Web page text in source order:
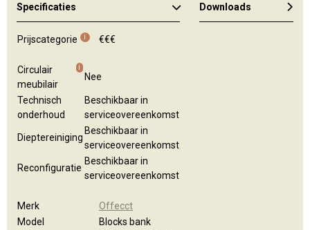
Specificaties
Prijscategorie i €€€
Circulair
meubilair
i
Nee
Technisch
onderhoud
Beschikbaar in
serviceovereenkomst
Dieptereiniging
Beschikbaar in
serviceovereenkomst
Reconfiguratie
Beschikbaar in
serviceovereenkomst
Merk
Offecct
Model
Blocks bank
Downloads